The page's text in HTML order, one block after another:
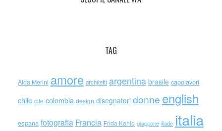
TAG
Alda Merini amore architetti argentina brasile capolavori
chile cile colombia design disegnatori donne english
espana fotografia Francia Frida Kahlo giappone iliade italia